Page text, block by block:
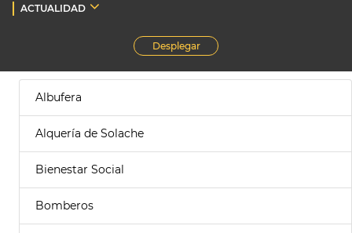
ACTUALIDAD
Desplegar
Albufera
Alquería de Solache
Bienestar Social
Bomberos